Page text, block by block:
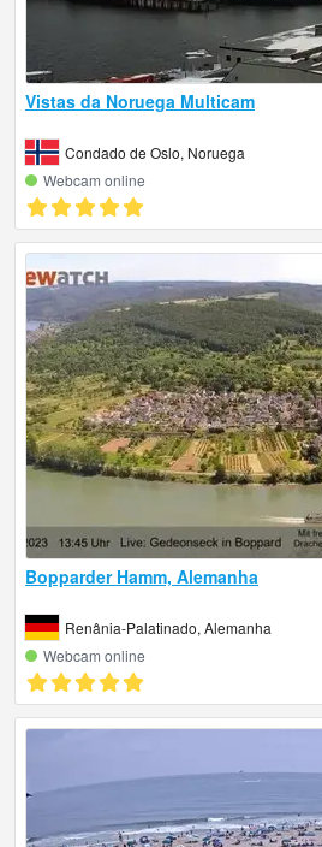
Vistas da Noruega Multicam
Condado de Oslo, Noruega
Webcam online
Bopparder Hamm, Alemanha
Renânia-Palatinado, Alemanha
Webcam online